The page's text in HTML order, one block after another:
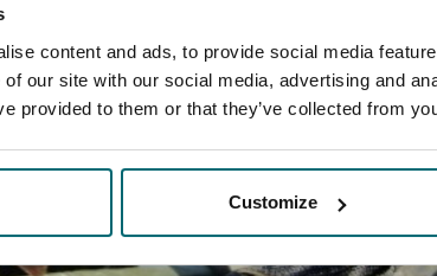
content and ads, to provide social media
our site with our social media, advertising and
provided to them or that they’ve collected from
Customize